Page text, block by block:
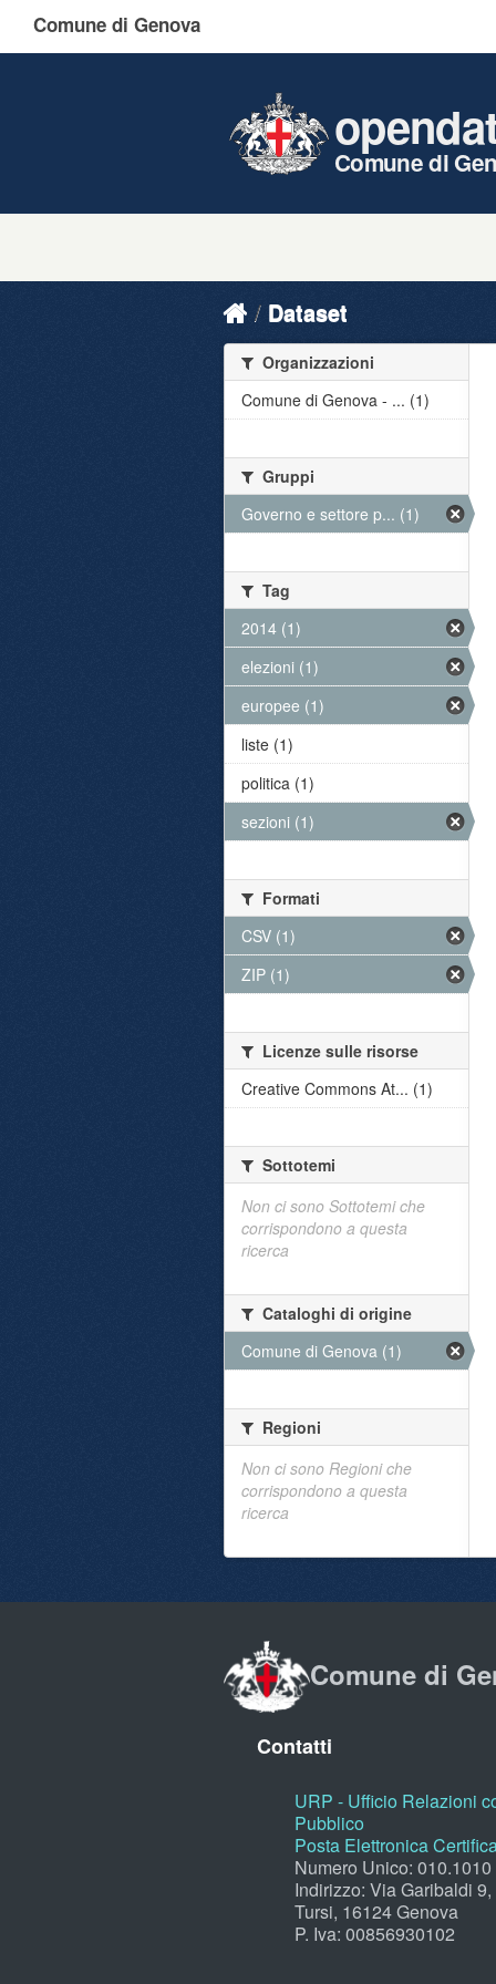
Comune di Genova
Comune di
Dataset
Organizzazioni
Comune di Genova - ... (1)
Gruppi
Governo e settore p... (1)
Tag
2014 (1)
elezioni (1)
europee (1)
liste (1)
politica (1)
sezioni (1)
Formati
CSV (1)
ZIP (1)
Licenze sulle risorse
Creative Commons At... (1)
Sottotemi
Non ci sono Sottotemi che
corrispondono a questa
ricerca
Cataloghi di origine
Comune di Genova (1)
Regioni
Non ci sono Regioni che
corrispondono a questa
ricerca
Comune di
Contatti
URP - Ufficio Relazioni
Pubblico
Posta Elettronica
Numero Unico: 010.1010
Indirizzo: Via Garibaldi
Tursi, 16124 Genova
P. Iva: 00856930102